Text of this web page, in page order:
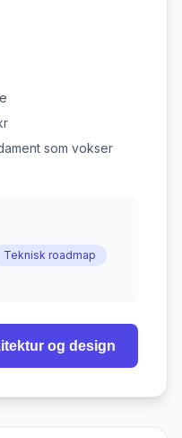
som vokser
Teknisk roadmap
og design